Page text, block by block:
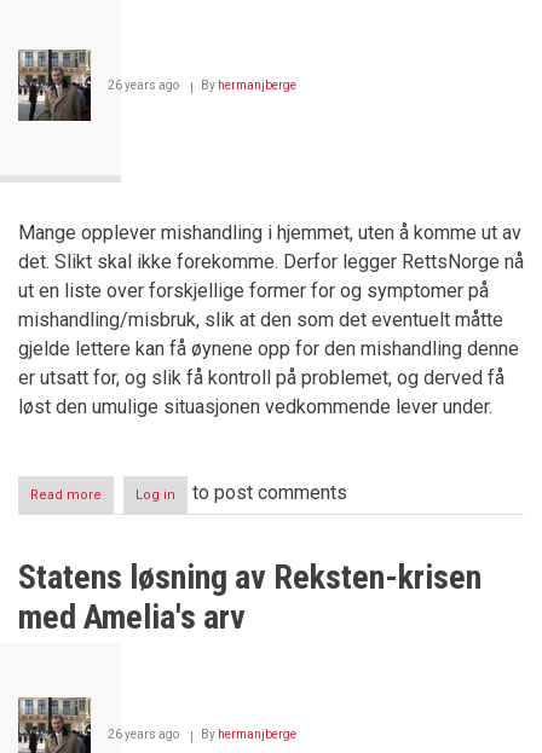
26 years ago By hermanjberge
Mange opplever mishandling i hjemmet, uten å komme ut av
det. Slikt skal ikke forekomme. Derfor legger RettsNorge nå
ut en liste over forskjellige former for og symptomer på
mishandling/misbruk, slik at den som det eventuelt måtte
gjelde lettere kan få øynene opp for den mishandling denne
er utsatt for, og slik få kontroll på problemet, og derved få
løst den umulige situasjonen vedkommende lever under.
Read more about
Vold
i
Log in to post comments
Statens løsning av Reksten-krisen
med Amelia's arv
26 years ago By hermanjberge